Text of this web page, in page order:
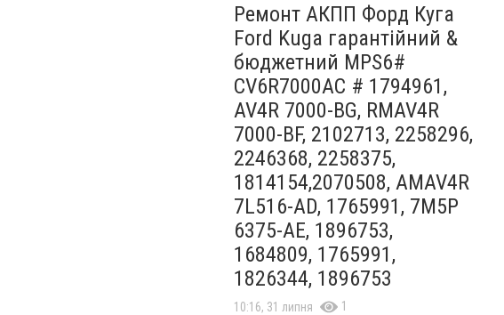
Ремонт АКПП Форд Куга
Ford Kuga гарантійний &
бюджетний MPS6#
CV6R7000AC # 1794961,
AV4R 7000-BG, RMAV4R
7000-BF, 2102713, 2258296,
2246368, 2258375,
1814154,2070508, AMAV4R
7L516-AD, 1765991, 7M5P
6375-AE, 1896753,
1684809, 1765991,
1826344, 1896753
10:16, 31 липня 1